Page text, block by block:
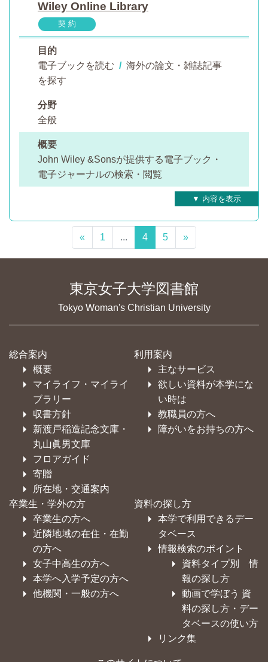
Wiley Online Library
契 約
目的
電子ブックを読む / 海外の論文・雑誌記事
を探す
分野
全般
概要
John Wiley &Sonsが提供する電子ブック・
電子ジャーナルの検索・閲覧
« 1 ... 4 5 »
東京女子大学図書館
Tokyo Woman's Christian University
総合案内
概要
マイライフ・マイライ
ブラリー
収書方針
新渡戸稲造記念文庫・
丸山眞男文庫
フロアガイド
寄贈
所在地・交通案内
利用案内
主なサービス
欲しい資料が本学にな
い時は
教職員の方へ
障がいをお持ちの方へ
卒業生・学外の方
卒業生の方へ
近隣地域の在住・在勤
の方へ
女子中高生の方へ
本学へ入学予定の方へ
他機関・一般の方へ
資料の探し方
本学で利用できるデー
タベース
情報検索のポイント
資料タイプ別 情
報の探し方
動画で学ぼう 資
料の探し方・デー
タベースの使い方
リンク集